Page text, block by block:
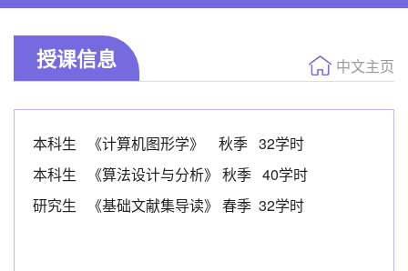
授课信息 中文主页
本科生 《计算机图形学》 秋季 32学时
本科生 《算法设计与分析》 秋季 40学时
研究生 《基础文献集导读》 春季 32学时